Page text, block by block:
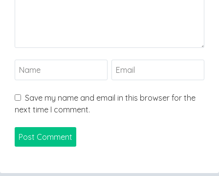
Save my name and email in this browser for the
next time I comment.